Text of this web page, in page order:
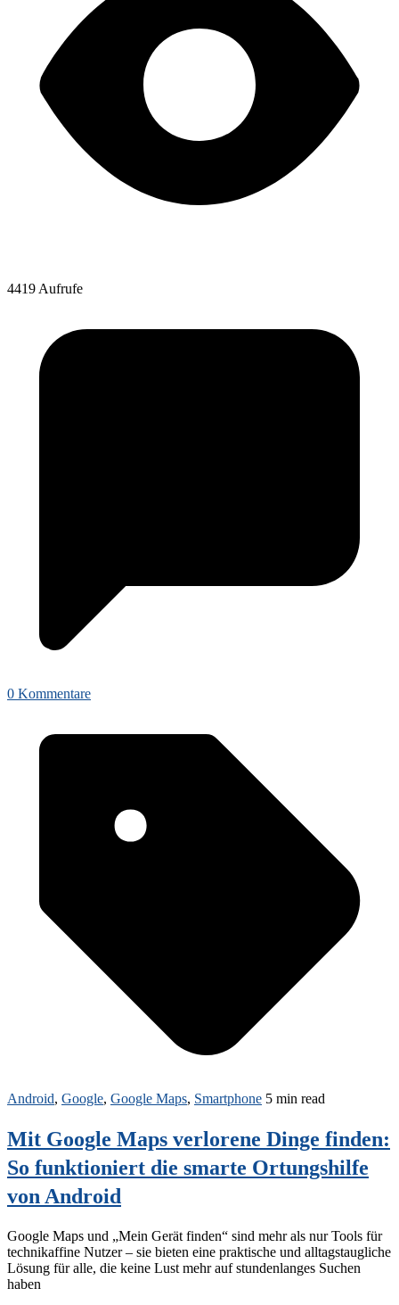
4419 Aufrufe
0 Kommentare
Android, Google, Google Maps, Smartphone 5 min read
Mit Google Maps verlorene Dinge finden:
So funktioniert die smarte Ortungshilfe
von Android
Google Maps und „Mein Gerät finden“ sind mehr als nur Tools für
technikaffine Nutzer – sie bieten eine praktische und alltagstaugliche
Lösung für alle, die keine Lust mehr auf stundenlanges Suchen
haben